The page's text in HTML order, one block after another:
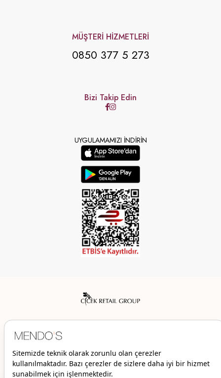
MÜŞTERİ HİZMETLERİ
0850 377 5 273
Bizi Takip Edin
UYGULAMAMIZI İNDİRİN
© 2026 Mendo’s | Her hakkı saklıdır.